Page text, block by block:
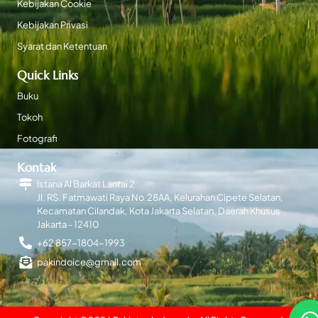
Kebijakan Cookie
Kebijakan Privasi
Syarat dan Ketentuan
Quick Links
Buku
Tokoh
Fotografi
Kontak
Istana Al Barkat Lantai 2
Jl. RS. Fatmawati Raya No.28AA, Kelurahan Cipete Selatan,
Kecamatan Cilandak, Kota Jakarta Selatan, Daerah Khusus
Jakarta - 12410
+62 857-1804-1993
pakindoice@gmail.com